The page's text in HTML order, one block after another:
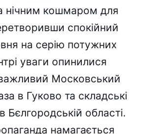
нічним кошмаром для
спокійний
на серію потужних
уваги опинилися
важливий Московський
в Гуково та складські
Бєлгородській області.
намагається